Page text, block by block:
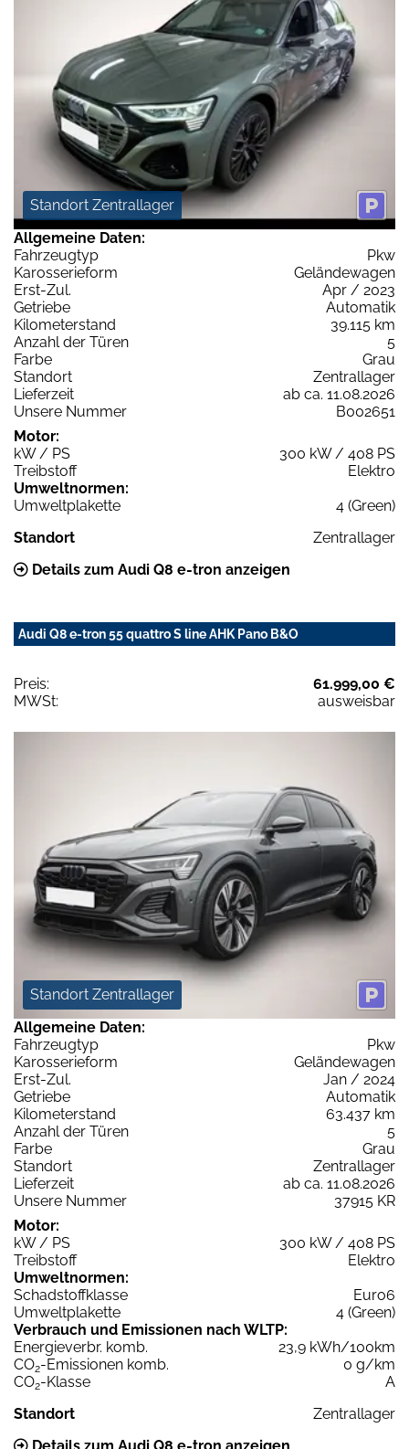
Standort Zentrallager
Allgemeine Daten:
Fahrzeugtyp
Pkw
Karosserieform
Geländewagen
Erst-Zul.
Apr / 2023
Getriebe
Automatik
Kilometerstand
39.115 km
Anzahl der Türen
5
Farbe
Grau
Standort
Zentrallager
Lieferzeit
ab ca. 11.08.2026
Unsere Nummer
B002651
Motor:
kW / PS
300 kW / 408 PS
Treibstoff
Elektro
Umweltnormen:
Umweltplakette
4 (Green)
Standort
Zentrallager
Details zum Audi Q8 e-tron anzeigen
Audi Q8 e-tron 55 quattro S line AHK Pano B&O
Preis:
61.999,00 €
MWSt:
ausweisbar
Standort Zentrallager
Allgemeine Daten:
Fahrzeugtyp
Pkw
Karosserieform
Geländewagen
Erst-Zul.
Jan / 2024
Getriebe
Automatik
Kilometerstand
63.437 km
Anzahl der Türen
5
Farbe
Grau
Standort
Zentrallager
Lieferzeit
ab ca. 11.08.2026
Unsere Nummer
37915 KR
Motor:
kW / PS
300 kW / 408 PS
Treibstoff
Elektro
Umweltnormen:
Schadstoffklasse
Euro6
Umweltplakette
4 (Green)
Verbrauch und Emissionen nach WLTP:
Energieverbr. komb.
23,9 kWh/100km
CO2-Emissionen komb.
0 g/km
CO2-Klasse
A
Standort
Zentrallager
Details zum Audi Q8 e-tron anzeigen